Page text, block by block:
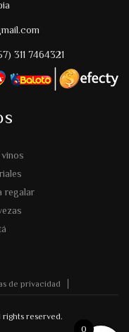
311 7464321
regalar
de privacidad
reserved.
0